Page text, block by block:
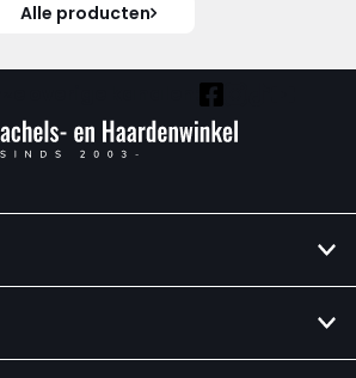
Alle producten